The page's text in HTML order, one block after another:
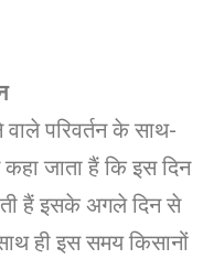
वाले परिवर्तन के साथ-
जाता हैं कि इस दिन
हैं इसके अगले दिन से
ही इस समय किसानों